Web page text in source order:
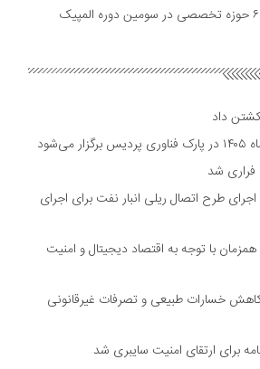
شرکت ۱۵ لیگ فناورانه و ۶ حوزه تخصصی در سومین دوره المپیک
داد
شد
طرح اتصال ریلی انبار نفت برای اجرای
با توجه به اقتصاد دیجیتال و امنیت
خسارات طبیعی و تصرفات غیرقانونی
برای ارتقای امنیت سایبری شد